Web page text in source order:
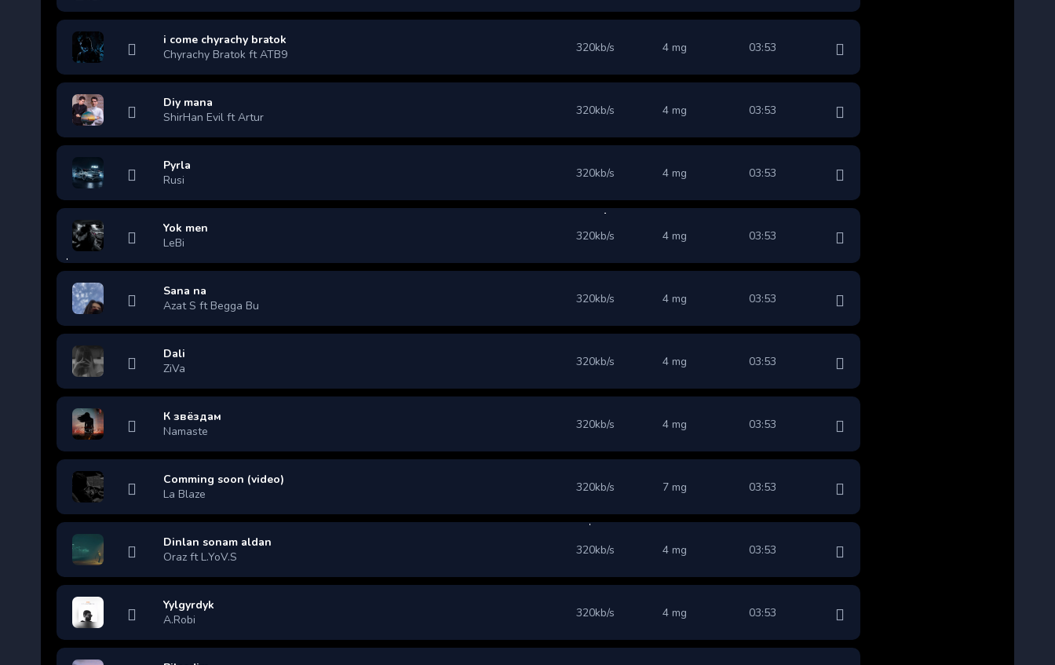
i come chyrachy bratok
Chyrachy Bratok ft ATB9
320kb/s 4 mg 03:53
Diy mana
ShirHan Evil ft Artur
320kb/s 4 mg 03:53
Pyrla
Rusi
320kb/s 4 mg 03:53
Yok men
LeBi
320kb/s 4 mg 03:53
Sana na
Azat S ft Begga Bu
320kb/s 4 mg 03:53
Dali
ZiVa
320kb/s 4 mg 03:53
К звёздам
Namaste
320kb/s 4 mg 03:53
Comming soon (video)
La Blaze
320kb/s 7 mg 03:53
Dinlan sonam aldan
Oraz ft L.YoV.S
320kb/s 4 mg 03:53
Yylgyrdyk
A.Robi
320kb/s 4 mg 03:53